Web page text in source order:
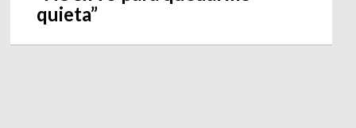
quieta”